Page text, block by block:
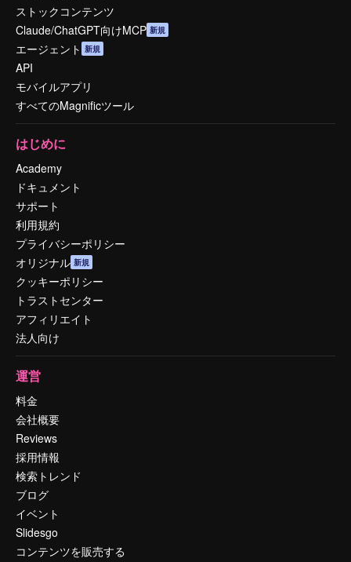
ストックコンテンツ
Claude/ChatGPT向けMCP 新規
エージェント 新規
API
モバイルアプリ
すべてのMagnificツール
はじめに
Academy
ドキュメント
サポート
利用規約
プライバシーポリシー
オリジナル 新規
クッキーポリシー
トラストセンター
アフィリエイト
法人向け
運営
料金
会社概要
Reviews
採用情報
検索トレンド
ブログ
イベント
Slidesgo
コンテンツを販売する